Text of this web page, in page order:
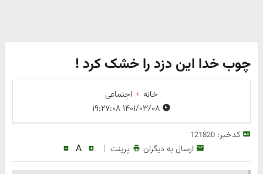
چوب خدا این دزد را خشک کرد !
خانه
اجتماعی
کدخبر:121820
ارسال به دیگران پرینت |
A